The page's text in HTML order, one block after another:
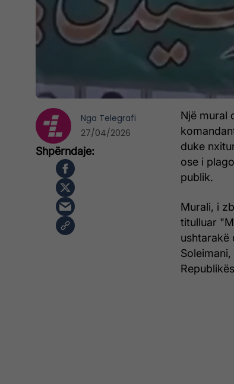
Një mural
duke
ose i
publik.
Murali, i
titulluar
ushtarakë
Nga Telegrafi
27/04/2026